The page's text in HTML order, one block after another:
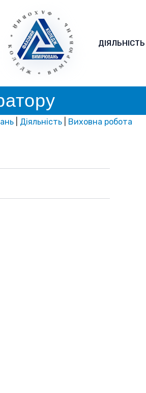
* ФАХОВИЙ * КОЛЕДЖ * ВИМІРЮВАНЬ ДІЯЛЬНІСТЬ
| Діяльність| Виховна робота